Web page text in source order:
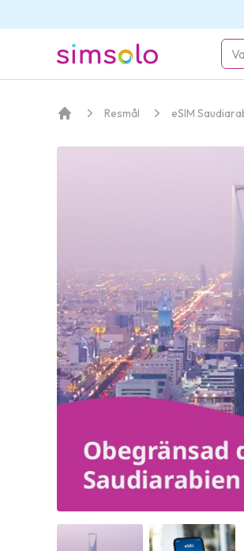
simsolo
Resmål eSIM
Angled view Angled